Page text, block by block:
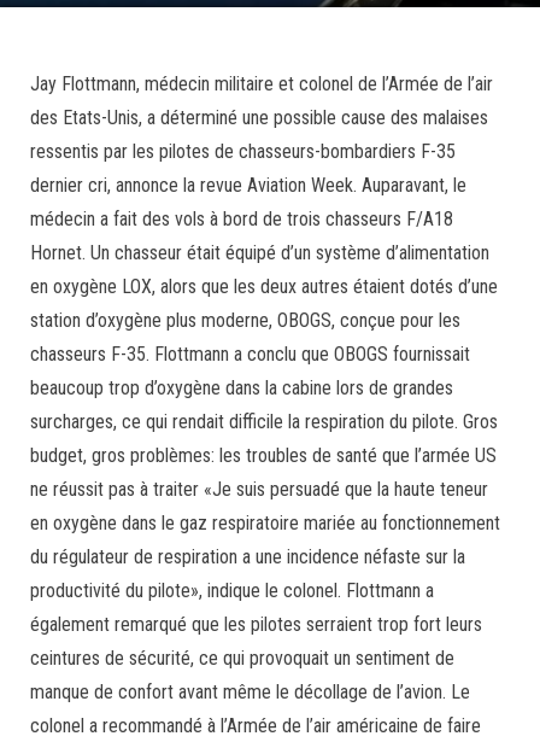
Jay Flottmann, médecin militaire et colonel de l’Armée de l’air
des Etats-Unis, a déterminé une possible cause des malaises
ressentis par les pilotes de chasseurs-bombardiers F-35
dernier cri, annonce la revue Aviation Week. Auparavant, le
médecin a fait des vols à bord de trois chasseurs F/A18
Hornet. Un chasseur était équipé d’un système d’alimentation
en oxygène LOX, alors que les deux autres étaient dotés d’une
station d’oxygène plus moderne, OBOGS, conçue pour les
chasseurs F-35. Flottmann a conclu que OBOGS fournissait
beaucoup trop d’oxygène dans la cabine lors de grandes
surcharges, ce qui rendait difficile la respiration du pilote. Gros
budget, gros problèmes: les troubles de santé que l’armée US
ne réussit pas à traiter «Je suis persuadé que la haute teneur
en oxygène dans le gaz respiratoire mariée au fonctionnement
du régulateur de respiration a une incidence néfaste sur la
productivité du pilote», indique le colonel. Flottmann a
également remarqué que les pilotes serraient trop fort leurs
ceintures de sécurité, ce qui provoquait un sentiment de
manque de confort avant même le décollage de l’avion. Le
colonel a recommandé à l’Armée de l’air américaine de faire